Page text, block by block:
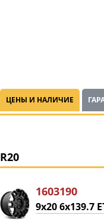
ЦЕНЫ И НАЛИЧИЕ
R20
1603190
9x20 6x139.7